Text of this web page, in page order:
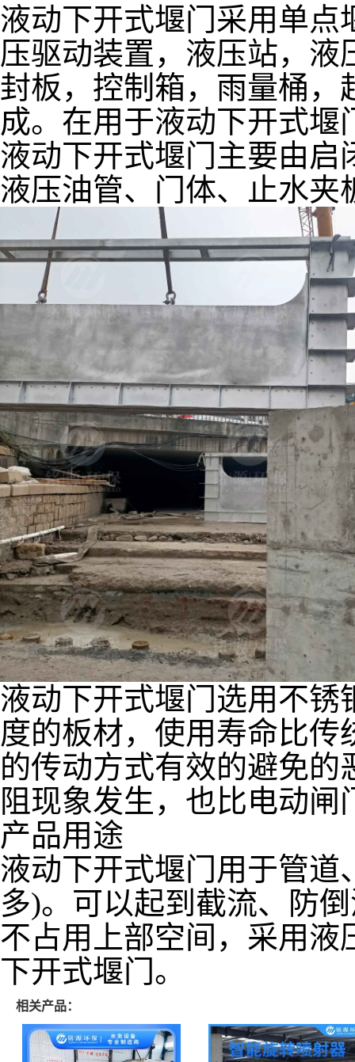
液动下开式堰门采用单
压驱动装置，液压站，
封板，控制箱，雨量桶，
成。在用于液动下开式堰
液动下开式堰门主要由
液压油管、门体、止水夹
液动下开式堰门选用不锈
度的板材，使用寿命比
的传动方式有效的避免
阻现象发生，也比电动
产品用途
液动下开式堰门用于管
多)。可以起到截流、防
不占用上部空间，采用
下开式堰门。
相关产品：